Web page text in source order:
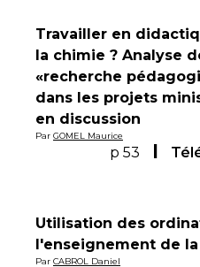
Travailler en
la chimie ? Analyse
«recherche
dans les projets
en discussion
Par GOMEL Maurice
p 53
Utilisation des
l'enseignement de
Par CABROL Daniel